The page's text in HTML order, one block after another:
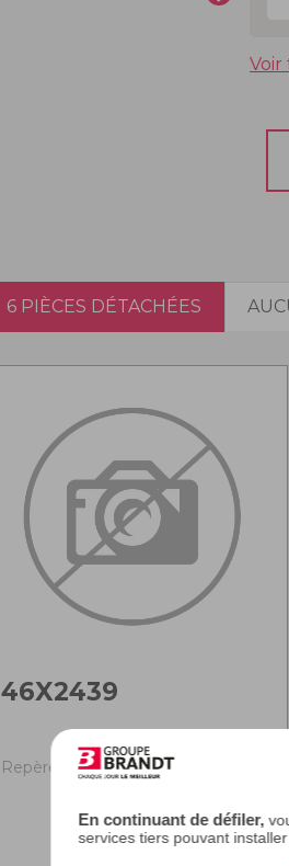
En continuant de défiler,
services tiers pouvant
Voir
6 PIÈCES DÉTACHÉES
46X2439
Repère sur la vue éclatée : 130